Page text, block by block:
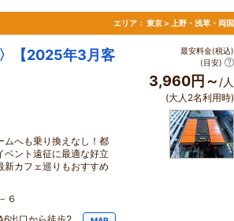
エリア： 東京 > 上野・浅草・両国
【2025年3月客
ムへも乗り換えなし！都
ベント遠征に最適な好立
新カフェ巡りもおすすめ
６
最安料金(税込)
(目安)
3,960円～/人
(大人2名利用時)